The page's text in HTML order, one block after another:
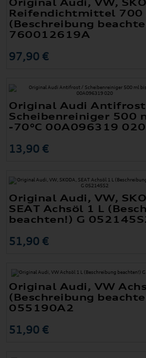
Original Audi, VW,
Reifendichtmittel 700
(Beschreibung
760012619A
97,90 €
Original Audi
Scheibenreiniger 500
-70°C 00A096319 020
13,90 €
Original Audi, VW,
SEAT Achsöl 1 L
beachten!) G
51,90 €
Original Audi, VW
(Beschreibung
055190A2
51,90 €